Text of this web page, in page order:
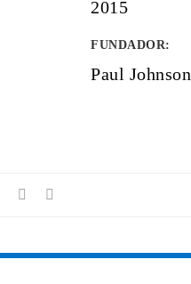
2015
FUNDADOR:
Paul Johnson